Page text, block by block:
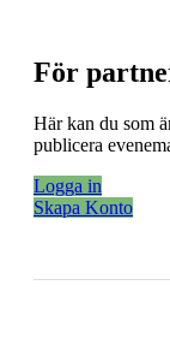
För
Här kan du som
publicera
Logga in
Skapa Konto